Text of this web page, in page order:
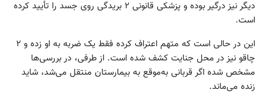
دیگر نیز درگیر بوده و پزشکی قانونی ۲ بریدگی روی جسد را تأیید کرده
است.
این در حالی است که متهم اعتراف کرده فقط یک ضربه به او زده و ۲
چاقو نیز در محل جنایت کشف شده است. از طرفی، در بررسی‌ها
مشخص شده اگر قربانی به‌موقع به بیمارستان منتقل می‌شد، شاید
زنده می‌ماند.